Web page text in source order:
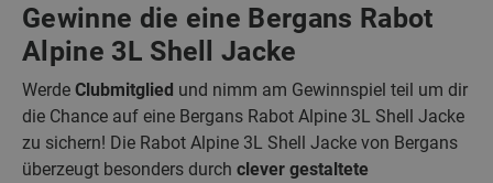
Gewinne die eine Bergans Rabot
Alpine 3L Shell Jacke
Werde Clubmitglied und nimm am Gewinnspiel teil um dir
die Chance auf eine Bergans Rabot Alpine 3L Shell Jacke
zu sichern! Die Rabot Alpine 3L Shell Jacke von Bergans
überzeugt besonders durch clever gestaltete